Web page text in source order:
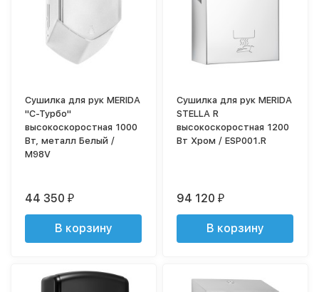
Сушилка для рук MERIDA
"С-Турбо"
высокоскоростная 1000
Вт, металл Белый /
M98V
44 350₽
В корзину
Сушилка для рук MERIDA
STELLA R
высокоскоростная 1200
Вт Хром / ESP001.R
94 120₽
В корзину